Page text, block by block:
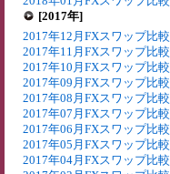
[2017年]
2017年12月FXスワップ比較
2017年11月FXスワップ比較
2017年10月FXスワップ比較
2017年09月FXスワップ比較
2017年08月FXスワップ比較
2017年07月FXスワップ比較
2017年06月FXスワップ比較
2017年05月FXスワップ比較
2017年04月FXスワップ比較